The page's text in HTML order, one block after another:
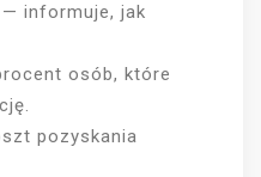
informuje, jak
osób, które
pozyskania